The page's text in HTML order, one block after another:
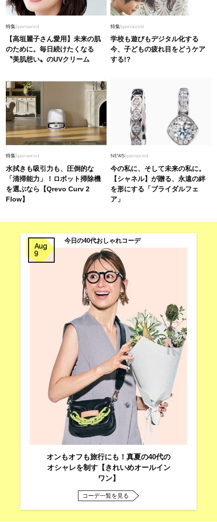
特集Sponsored
【高垣麗子さん愛用】未来の肌
のために。毎日続けたくなる
〝美肌想い〟のUVクリーム
特集Sponsored
学校も遊びもデジタル化する
今、子どもの疲れ目をどうケア
する!?
特集Sponsored
水拭きも吸引力も、圧倒的な
「清掃能力」！ロボット掃除機
を選ぶなら【Qrevo Curv 2
Flow】
NEWSSponsored
今の私に、そして未来の私に。
【シャネル】が贈る、永遠の絆
を形にする「ブライダルフェ
ア」
Aug
9
今日の40代おしゃれコーデ
オンもオフも旅行にも！真夏の40代の
オシャレを制す【きれいめオールイン
ワン】
コーデ一覧を見る